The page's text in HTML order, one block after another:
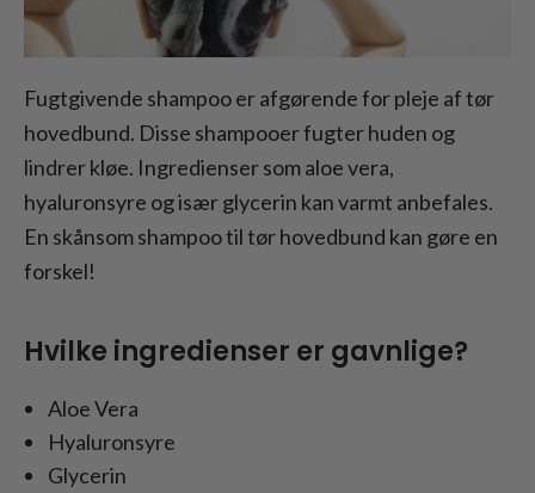
Fugtgivende shampoo er afgørende for pleje af tør
hovedbund. Disse shampooer fugter huden og
lindrer kløe. Ingredienser som aloe vera,
hyaluronsyre og især glycerin kan varmt anbefales.
En skånsom shampoo til tør hovedbund kan gøre en
forskel!
Hvilke ingredienser er gavnlige?
Aloe Vera
Hyaluronsyre
Glycerin